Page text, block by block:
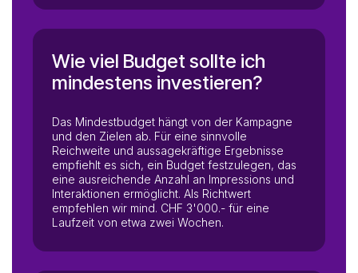
Wie viel Budget sollte ich
mindestens investieren?
Das Mindestbudget hängt von der Kampagne
und den Zielen ab. Für eine sinnvolle
Reichweite und aussagekräftige Ergebnisse
empfiehlt es sich, ein Budget festzulegen, das
eine ausreichende Anzahl an Impressions und
Interaktionen ermöglicht. Als Richtwert
empfehlen wir mind. CHF 3'000.- für eine
Laufzeit von etwa zwei Wochen.